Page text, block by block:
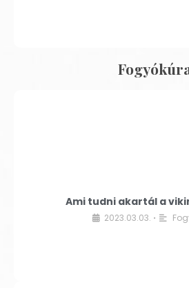
Ami tudni akartál a
2023.03.03. •